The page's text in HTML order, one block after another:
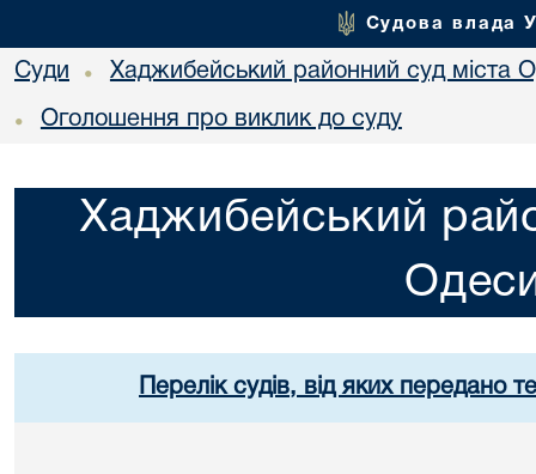
Судова влада
Суди • Хаджибейський районний суд міста
• Оголошення про виклик до суду
Хаджибейський
Перелік судів, від яких передано